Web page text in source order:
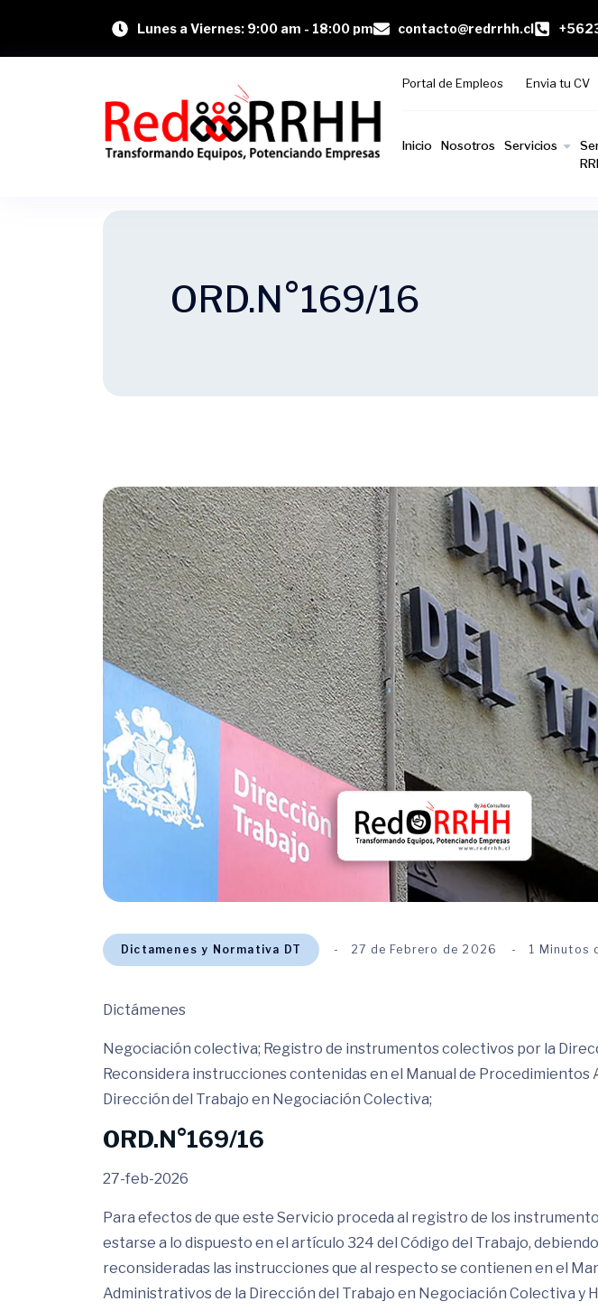
Lunes a Viernes: 9:00 am - 18:00 pm contacto@redrrhh.cl
Portal de Empleos Envia tu CV
Inicio Nosotros Servicios
ORD.N°169/16
Dictamenes y Normativa DT 27 de Febrero de 2026 1 Minutos
Dictámenes
Negociación colectiva; Registro de instrumentos colectivos por la
Reconsidera instrucciones contenidas en el Manual de Procedimientos
Dirección del Trabajo en Negociación Colectiva;
ORD.N°169/16
27-feb-2026
Para efectos de que este Servicio proceda al registro de los
estarse a lo dispuesto en el artículo 324 del Código del Trabajo,
reconsideradas las instrucciones que al respecto se contienen en el
Administrativos de la Dirección del Trabajo en Negociación Colectiva y